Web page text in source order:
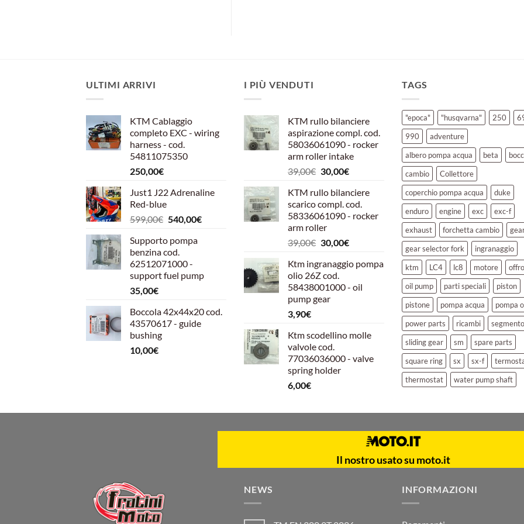
ULTIMI ARRIVI
KTM Cablaggio
completo EXC - wiring
harness - cod.
54811075350
250,00€
Just1 J22 Adrenaline
Red-blue
599,00€ Il
originale
era:
599,00€.
540,00€Il
Supporto pompa
benzina cod.
62512071000 -
support fuel pump
35,00€
Boccola 42x44x20 cod.
43570617 - guide
bushing
10,00€
I PIÙ VENDUTI
KTM rullo bilanciere
aspirazione compl. cod.
58036061090 - rocker
arm roller intake
39,00€ Il
originale
era:
39,00€.
30,00€Il
attuale
è:
30,00€.
KTM rullo bilanciere
scarico compl. cod.
58336061090 - rocker
arm roller
39,00€ Il
originale
era:
39,00€.
30,00€Il
attuale
30,00€.
Ktm ingranaggio pompa
olio 26Z cod.
58438001000 - oil
pump gear
3,90€
Ktm scodellino molle
valvole cod.
77036036000 - valve
spring holder
6,00€
TAGS
"epoca" "husqvarna" 250
990
adventure
albero pompa acqua
beta
cambio
Collettore
coperchio pompa acqua
duke
enduro
engine exc
exc-f
exhaust
forchetta cambio
gear selector fork
ingranaggio
ktm
LC4 lc8 motore
oil pump
parti speciali
piston
pistone
pompa acqua
pompa
power parts
ricambi
segmento
sliding gear
sm
spare parts
square ring
sx sx-f
thermostat
water pump shaft
Il nostro usato su moto.it
NEWS INFORMAZIONI